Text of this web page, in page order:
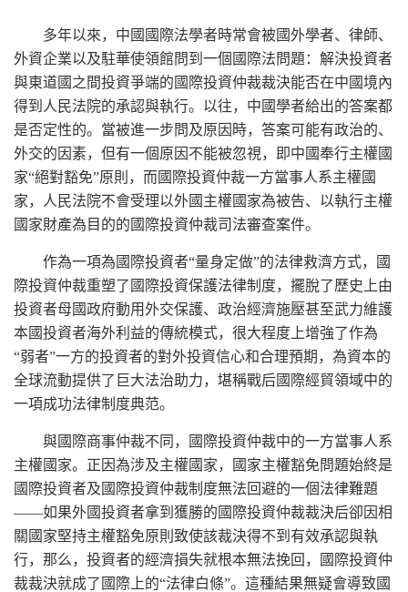
多年以來，中國國際法學者時常會被國外學者、律師、
外資企業以及駐華使領館問到一個國際法問題：解決投資者
與東道國之間投資爭端的國際投資仲裁裁決能否在中國境內
得到人民法院的承認與執行。以往，中國學者給出的答案都
是否定性的。當被進一步問及原因時，答案可能有政治的、
外交的因素，但有一個原因不能被忽視，即中國奉行主權國
家“絕對豁免”原則，而國際投資仲裁一方當事人系主權國
家，人民法院不會受理以外國主權國家為被告、以執行主權
國家財產為目的的國際投資仲裁司法審查案件。
作為一項為國際投資者“量身定做”的法律救濟方式，國
際投資仲裁重塑了國際投資保護法律制度，擺脫了歷史上由
投資者母國政府動用外交保護、政治經濟施壓甚至武力維護
本國投資者海外利益的傳統模式，很大程度上增強了作為
“弱者”一方的投資者的對外投資信心和合理預期，為資本的
全球流動提供了巨大法治助力，堪稱戰后國際經貿領域中的
一項成功法律制度典范。
與國際商事仲裁不同，國際投資仲裁中的一方當事人系
主權國家。正因為涉及主權國家，國家主權豁免問題始終是
國際投資者及國際投資仲裁制度無法回避的一個法律難題
——如果外國投資者拿到獲勝的國際投資仲裁裁決后卻因相
關國家堅持主權豁免原則致使該裁決得不到有效承認與執
行，那么，投資者的經濟損失就根本無法挽回，國際投資仲
裁裁決就成了國際上的“法律白條”。這種結果無疑會導致國